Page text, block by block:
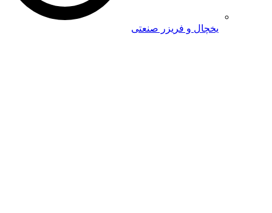
یخچال و فریزر صنعتی